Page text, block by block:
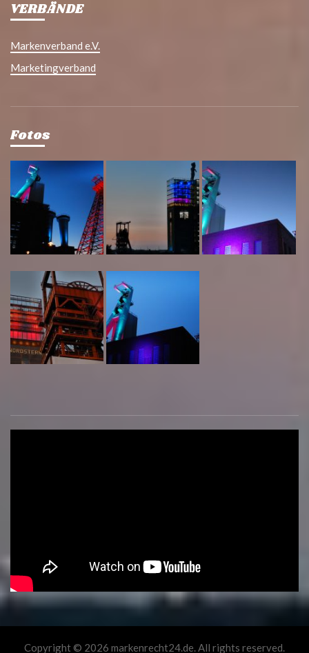
VERBÄNDE
Markenverband e.V.
Marketingverband
Fotos
Copyright © 2026 markenrecht24.de. All rights reserved.